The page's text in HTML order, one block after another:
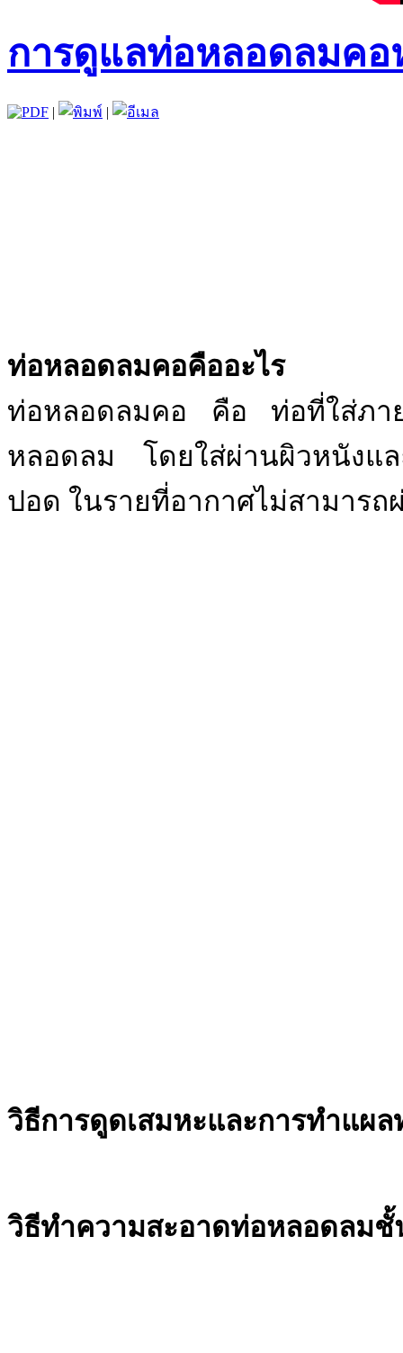
การดูแลท่อหลอดลมคอ
| |
ท่อหลอดลมคอคืออะไร
ท่อหลอดลมคอ คือ ท่อที่ใส่ภาย
หลอดลม โดยใส่ผ่านผิวหนังแ
ปอด ในรายที่อากาศไม่สามาร
วิธีการดูดเสมหะและการทำแผล
วิธีทำความสะอาดท่อหลอดลมชั้